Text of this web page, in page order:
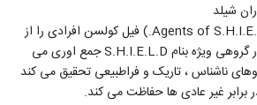
شیلد
سریال ماموران شیلد (Agents of S.H.I.E.L.D.) فیل کولسن افرادی را از
سراسر جهان برای حضور در گروهی ویژه بنام S.H.I.E.L.D جمع اوری می
ناشناس ، تاریک و فراطبیعی تحقیق می کند
برابر غیر عادی ها حفاظت می کند.